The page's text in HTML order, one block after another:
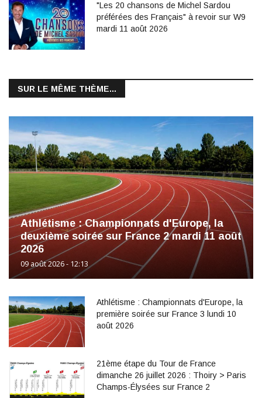
"Les 20 chansons de Michel Sardou
préférées des Français" à revoir sur W9
mardi 11 août 2026
SUR LE MÊME THÈME...
Athlétisme : Championnats d'Europe, la
deuxième soirée sur France 2 mardi 11 août
2026
09 août 2026 - 12:13
Athlétisme : Championnats d'Europe, la
première soirée sur France 3 lundi 10
août 2026
21ème étape du Tour de France
dimanche 26 juillet 2026 : Thoiry > Paris
Champs-Élysées sur France 2